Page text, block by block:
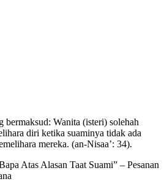
Wanita (isteri) solehah
diri ketika suaminya tidak ada
mereka. (an-Nisaa’: 34).